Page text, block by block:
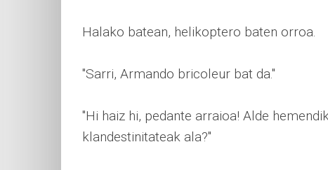
Halako batean, helikoptero baten orroa.
"Sarri, Armando bricoleur bat da."
"Hi haiz hi, pedante arraioa! Alde
klandestinitateak ala?"